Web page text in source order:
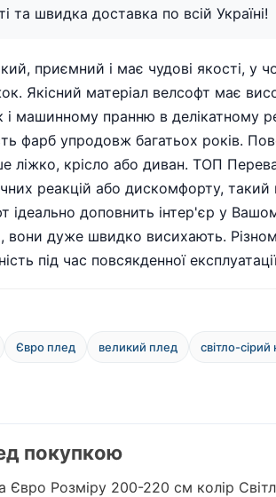
та швидка доставка по всій Україні!
приємний і має чудові якості, у
Якісний матеріал велсофт має
і машинному пранню в делікатному
фарб упродовж багатьох років.
ліжко, крісло або диван. ТОП
реакцій або дискомфорту,
ідеально доповнить інтер'єр у
вони дуже швидко висихають.
під час повсякденної
Євро плед великий плед світло-сірий
покупкою
Розміру 200-220 см колір